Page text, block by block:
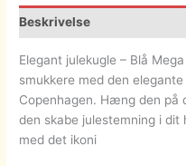
Beskrivelse
Elegant julekugle – Blå
smukkere med den
Copenhagen. Hæng den
den skabe julestemning i dit
med det ikoni